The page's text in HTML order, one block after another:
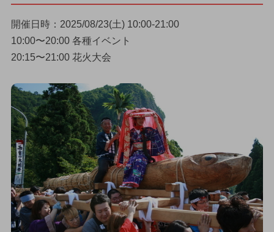
開催日時：2025/08/23(土) 10:00-21:00
10:00〜20:00 各種イベント
20:15〜21:00 花火大会